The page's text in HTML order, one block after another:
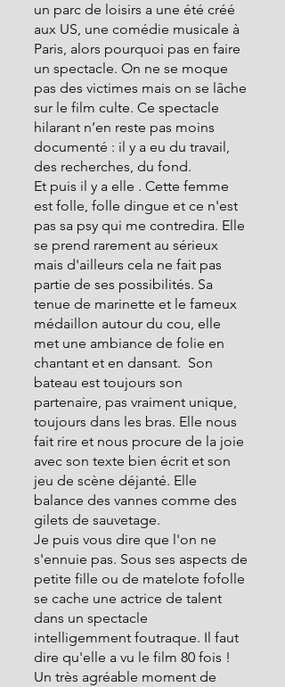
un parc de loisirs a une été créé
aux US, une comédie musicale à
Paris, alors pourquoi pas en faire
un spectacle. On ne se moque
pas des victimes mais on se lâche
sur le film culte. Ce spectacle
hilarant n’en reste pas moins
documenté : il y a eu du travail,
des recherches, du fond.
Et puis il y a elle . Cette femme
est folle, folle dingue et ce n'est
pas sa psy qui me contredira. Elle
se prend rarement au sérieux
mais d'ailleurs cela ne fait pas
partie de ses possibilités. Sa
tenue de marinette et le fameux
médaillon autour du cou, elle
met une ambiance de folie en
chantant et en dansant.  Son
bateau est toujours son
partenaire, pas vraiment unique,
toujours dans les bras. Elle nous
fait rire et nous procure de la joie
avec son texte bien écrit et son
jeu de scène déjanté. Elle
balance des vannes comme des
gilets de sauvetage.
Je puis vous dire que l'on ne
s'ennuie pas. Sous ses aspects de
petite fille ou de matelote fofolle
se cache une actrice de talent
dans un spectacle
intelligemment foutraque. Il faut
dire qu'elle a vu le film 80 fois !
Un très agréable moment de